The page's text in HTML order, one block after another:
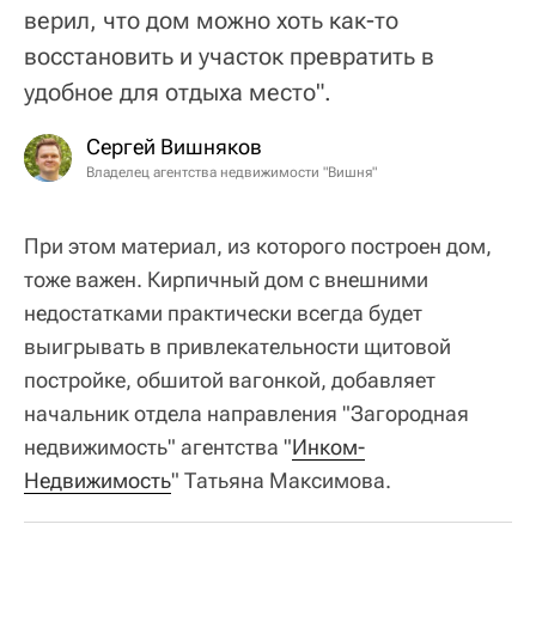
верил, что дом можно хоть как-то
восстановить и участок превратить в
удобное для отдыха место".
Сергей Вишняков
Владелец агентства недвижимости "Вишня"
При этом материал, из которого построен дом,
тоже важен. Кирпичный дом с внешними
недостатками практически всегда будет
выигрывать в привлекательности щитовой
постройке, обшитой вагонкой, добавляет
начальник отдела направления "Загородная
недвижимость" агентства "Инком-
Недвижимость" Татьяна Максимова.